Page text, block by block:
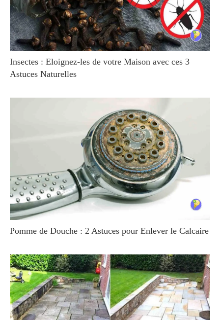
Insectes : Eloignez-les de votre Maison avec ces 3
Astuces Naturelles
Pomme de Douche : 2 Astuces pour Enlever le Calcaire